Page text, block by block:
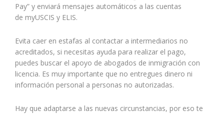
Pay” y enviará mensajes automáticos a las cuentas
de myUSCIS y ELIS.
Evita caer en estafas al contactar a intermediarios no
acreditados, si necesitas ayuda para realizar el pago,
puedes buscar el apoyo de abogados de inmigración con
licencia. Es muy importante que no entregues dinero ni
información personal a personas no autorizadas.
Hay que adaptarse a las nuevas circunstancias, por eso te